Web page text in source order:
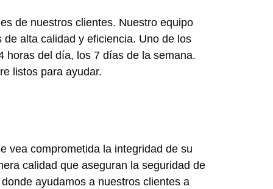
de nuestros clientes. Nuestro equipo
alta calidad y eficiencia. Uno de los
horas del día, los 7 días de la semana.
listos para ayudar.
vea comprometida la integridad de su
calidad que aseguran la seguridad de
ayudamos a nuestros clientes a